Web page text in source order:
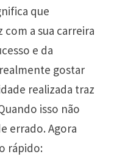
que
a sua carreira
e da
gostar
realizada traz
isso não
errado. Agora
rápido: